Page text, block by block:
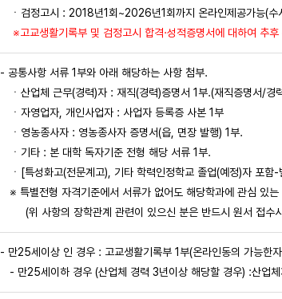
ㆍ검정고시 : 2018년1회~2026년1회까지 온라인제공가능(수
※고교생활기록부 및 검정고시 합격·성적증명서에 대하여 추
- 공통사항 서류 1부와 아래 해당하는 사항 첨부.
ㆍ산업체 근무(경력)자 : 재직(경력)증명서 1부.(재직증명서/경
ㆍ자영업자, 개인사업자 : 사업자 등록증 사본 1부
ㆍ영농종사자 : 영농종사자 증명서(읍, 면장 발행) 1부.
ㆍ기타 : 본 대학 독자기준 전형 해당 서류 1부.
ㆍ[특성화고(전문계고), 기타 학력인정학교 졸업(예정)자 포함-
※ 특별전형 자격기준에서 서류가 없어도 해당학과에 관심 있
(위 사항의 장학관계 관련이 있으신 분은 반드시 원서 접수
- 만25세이상 인 경우 : 고교생활기록부 1부(온라인동의 가능한
- 만25세이하 경우 (산업체 경력 3년이상 해당할 경우) :산업